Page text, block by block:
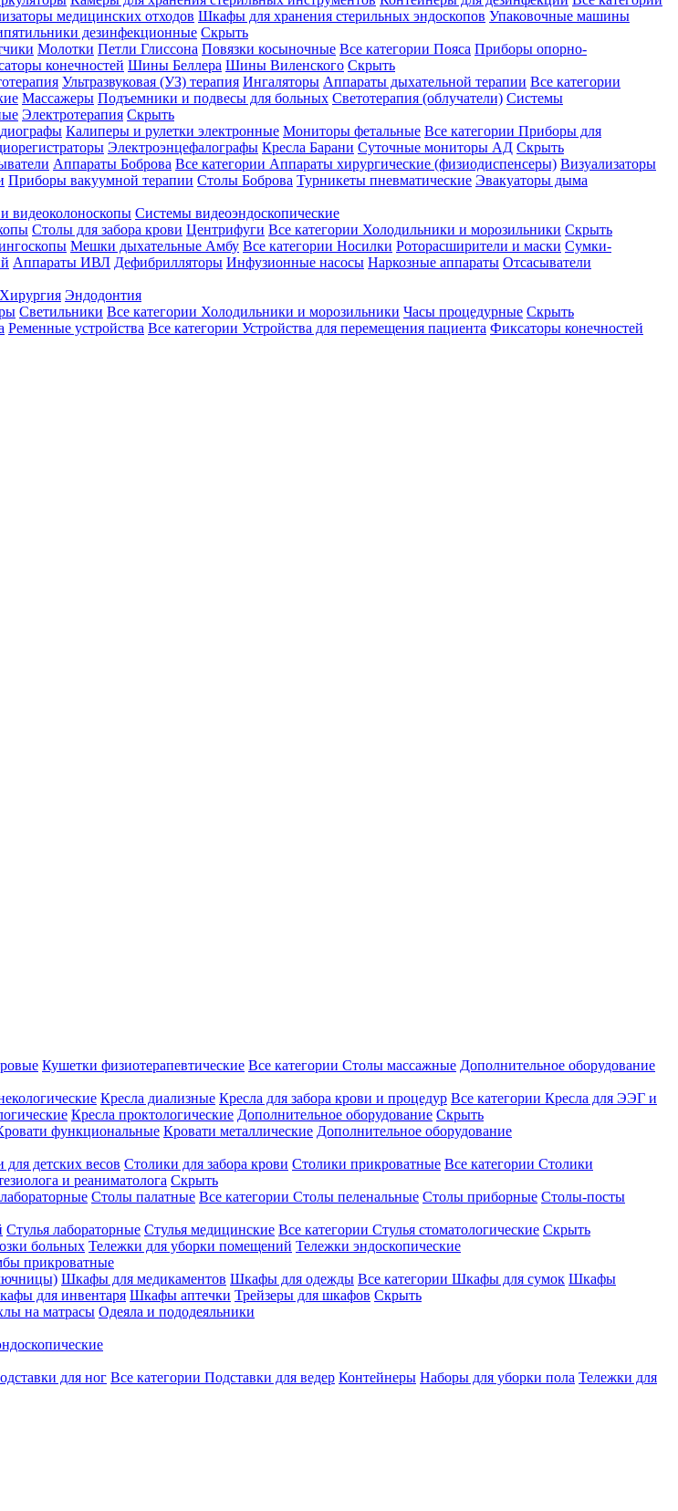
медицинских отходов Шкафы для хранения стерильных эндоскопов Упаковочные машины
дезинфекционные Скрыть
Молотки Петли Глиссона Повязки косыночные Все категории Пояса Приборы опорно-
конечностей Шины Беллера Шины Виленского Скрыть
Ультразвуковая (УЗ) терапия Ингаляторы Аппараты дыхательной терапии Все категории
Массажеры Подъемники и подвесы для больных Светотерапия (облучатели) Системы
Электротерапия Скрыть
Калиперы и рулетки электронные Мониторы фетальные Все категории Приборы для
Электроэнцефалографы Кресла Барани Суточные мониторы АД Скрыть
Аппараты Боброва Все категории Аппараты хирургические (физиодиспенсеры) Визуализаторы
Приборы вакуумной терапии Столы Боброва Турникеты пневматические Эвакуаторы дыма
видеоколоноскопы Системы видеоэндоскопические
Столы для забора крови Центрифуги Все категории Холодильники и морозильники Скрыть
Мешки дыхательные Амбу Все категории Носилки Роторасширители и маски Сумки-
Аппараты ИВЛ Дефибрилляторы Инфузионные насосы Наркозные аппараты Отсасыватели
Хирургия Эндодонтия
Светильники Все категории Холодильники и морозильники Часы процедурные Скрыть
Ременные устройства Все категории Устройства для перемещения пациента Фиксаторы конечностей
Кушетки физиотерапевтические Все категории Столы массажные Дополнительное оборудование
Кресла диализные Кресла для забора крови и процедур Все категории Кресла для ЭЭГ и
Кресла проктологические Дополнительное оборудование Скрыть
функциональные Кровати металлические Дополнительное оборудование
для детских весов Столики для забора крови Столики прикроватные Все категории Столики
и реаниматолога Скрыть
Столы палатные Все категории Столы пеленальные Столы приборные Столы-посты
Стулья лабораторные Стулья медицинские Все категории Стулья стоматологические Скрыть
больных Тележки для уборки помещений Тележки эндоскопические
прикроватные
Шкафы для медикаментов Шкафы для одежды Все категории Шкафы для сумок Шкафы
для инвентаря Шкафы аптечки Трейзеры для шкафов Скрыть
на матрасы Одеяла и пододеяльники
для ног Все категории Подставки для ведер Контейнеры Наборы для уборки пола Тележки для